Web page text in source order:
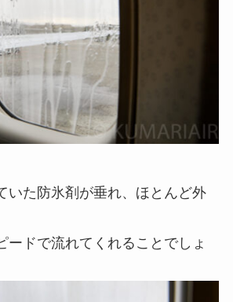
いた防氷剤が垂れ、ほとんど外
ードで流れてくれることでしょ